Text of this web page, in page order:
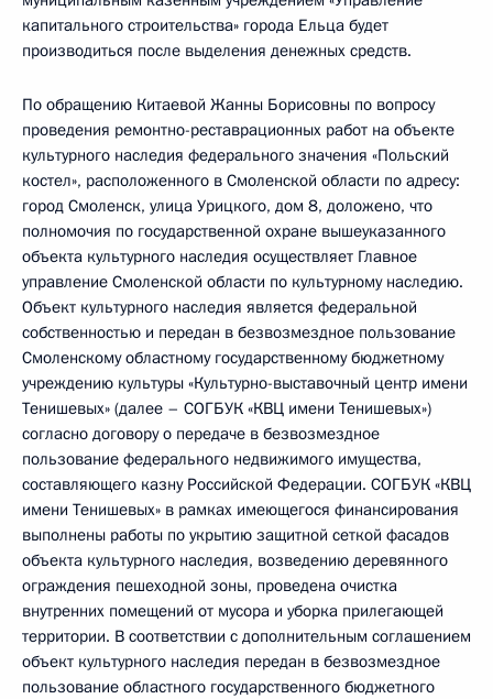
капитального строительства» города Ельца будет
производиться после выделения денежных средств.
По обращению Китаевой Жанны Борисовны по вопросу
проведения ремонтно-реставрационных работ на объекте
культурного наследия федерального значения «Польский
костел», расположенного в Смоленской области по адресу:
город Смоленск, улица Урицкого, дом 8, доложено, что
полномочия по государственной охране вышеуказанного
объекта культурного наследия осуществляет Главное
управление Смоленской области по культурному наследию.
Объект культурного наследия является федеральной
собственностью и передан в безвозмездное пользование
Смоленскому областному государственному бюджетному
учреждению культуры «Культурно-выставочный центр имени
Тенишевых» (далее – СОГБУК «КВЦ имени Тенишевых»)
согласно договору о передаче в безвозмездное
пользование федерального недвижимого имущества,
составляющего казну Российской Федерации. СОГБУК «КВЦ
имени Тенишевых» в рамках имеющегося финансирования
выполнены работы по укрытию защитной сеткой фасадов
объекта культурного наследия, возведению деревянного
ограждения пешеходной зоны, проведена очистка
внутренних помещений от мусора и уборка прилегающей
территории. В соответствии с дополнительным соглашением
объект культурного наследия передан в безвозмездное
пользование областного государственного бюджетного